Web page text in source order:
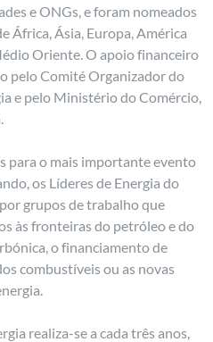
e ONGs, e foram nomeados
África, Ásia, Europa, América
Oriente. O apoio financeiro
pelo Comité Organizador do
e pelo Ministério do Comércio,
para o mais importante evento
os Líderes de Energia do
grupos de trabalho que
às fronteiras do petróleo e do
o financiamento de
combustíveis ou as novas
realiza-se a cada três anos,